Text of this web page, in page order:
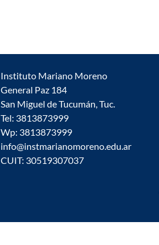
Instituto Mariano Moreno
General Paz 184
San Miguel de Tucumán, Tuc.
Tel: 3813873999
Wp: 3813873999
info@instmarianomoreno.edu.ar
CUIT: 30519307037